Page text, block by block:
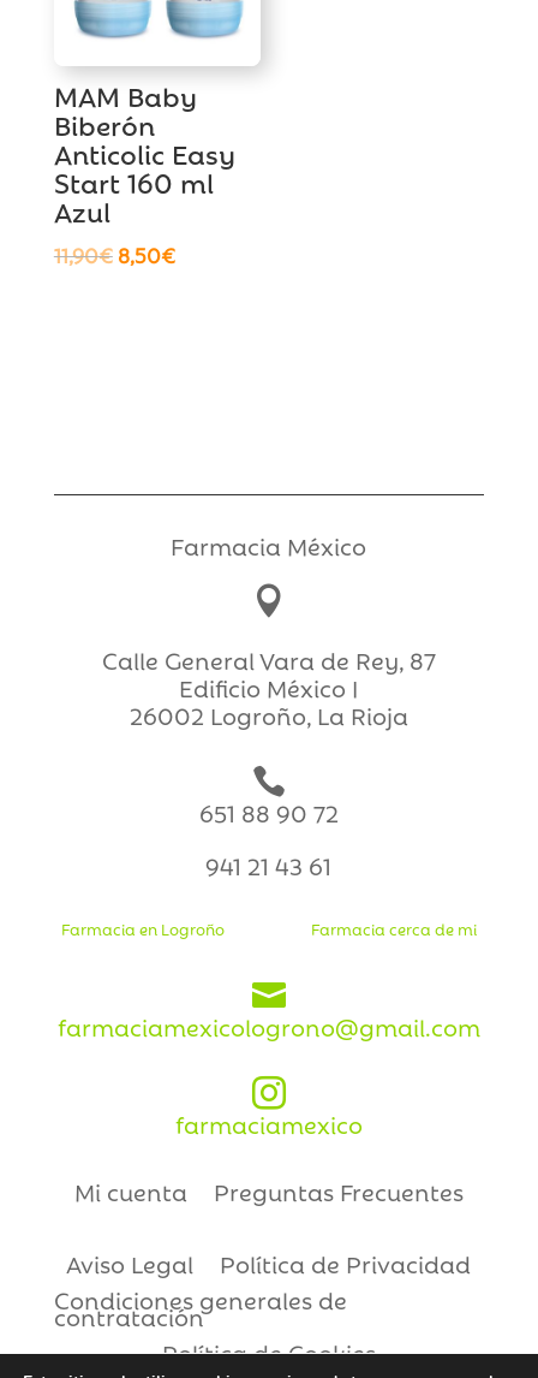
MAM Baby
Biberón
Anticolic Easy
Start 160 ml
Azul
11,90€ El
8,50€El
Farmacia México

Calle General Vara de Rey, 87
Edificio México I
26002 Logroño, La Rioja

651 88 90 72
941 21 43 61
Farmacia en Logroño Farmacia cerca de mi

farmaciamexicologrono@gmail.com

farmaciamexico
Mi cuenta Preguntas Frecuentes
Aviso Legal
Política de Privacidad
Condiciones generales de
contratación
Política de Cookies